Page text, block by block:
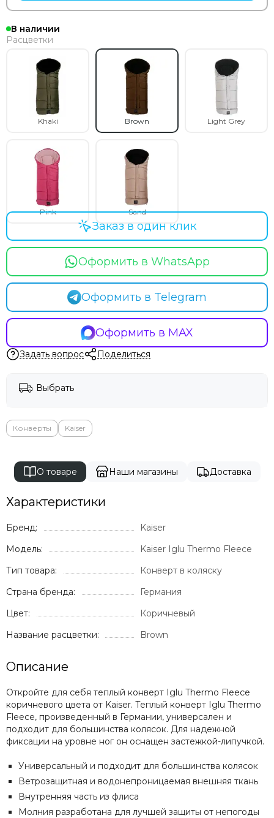
В наличии
Расцветки
Khaki Brown Light Grey
Pink Sand
Оформить в WhatsApp
Оформить в Telegram
Оформить в MAX
Заказ в один клик
Задать вопрос Поделиться
Выбрать
Конверты Kaiser
О товаре Наши магазины Доставка
Характеристики
Бренд:
Kaiser
Модель:
Kaiser Iglu Thermo Fleece
Тип товара:
Конверт в коляску
Страна бренда:
Германия
Цвет:
Коричневый
Название расцветки:
Brown
Описание
Откройте для себя теплый конверт Iglu Thermo Fleece
коричневого цвета от Kaiser. Теплый конверт Iglu Thermo
Fleece, произведенный в Германии, универсален и
подходит для большинства колясок. Для надежной
фиксации на уровне ног он оснащен застежкой-липучкой.
Универсальный и подходит для большинства колясок
Ветрозащитная и водонепроницаемая внешняя ткань
Внутренняя часть из флиса
Молния разработана для лучшей защиты от непогоды